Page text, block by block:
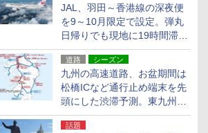
JAL、羽田～香港線の深夜便
を9～10月限定で設定。弾丸
日帰りでも現地に19時間滞在
できる
道路 シーズン
九州の高速道路、お盆期間は
松橋ICなど通行止め端末を先
頭にした渋滞予測。東九州道
への迂回は料金調整を実施
話題